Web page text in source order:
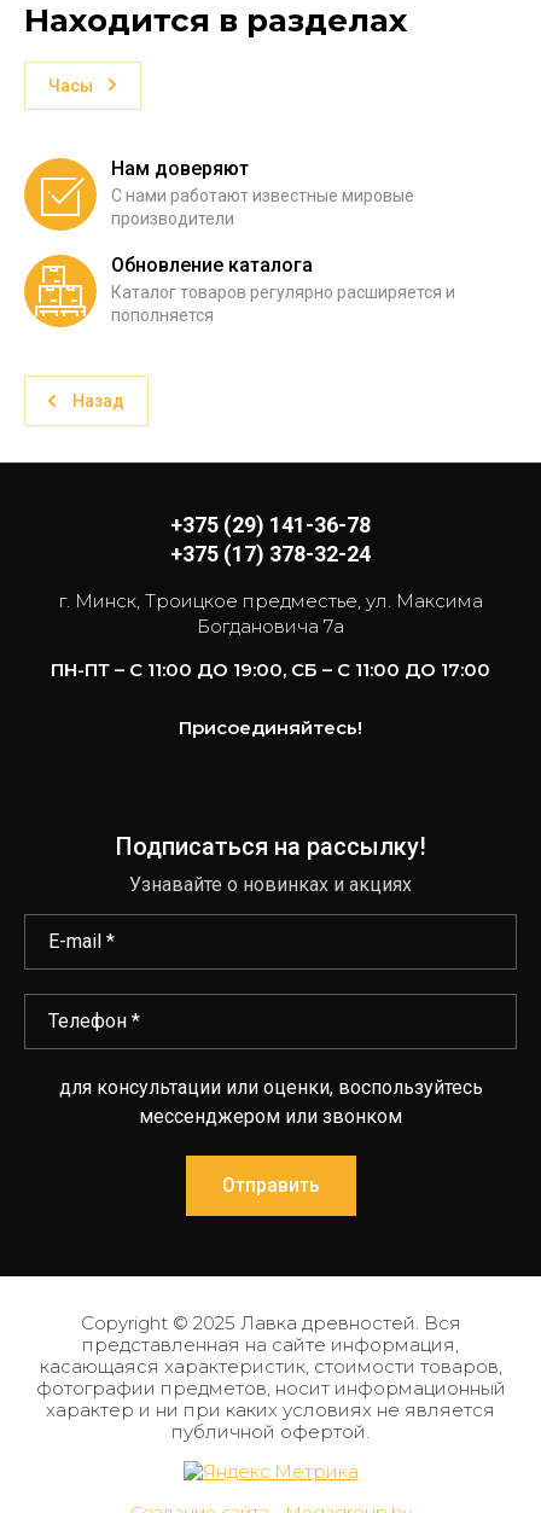
Находится в разделах
Часы
Нам доверяют
С нами работают известные мировые
производители
Обновление каталога
Каталог товаров регулярно расширяется и
пополняется
Назад
+375 (29) 141-36-78
+375 (17) 378-32-24
г. Минск, Троицкое предместье, ул. Максима
Богдановича 7а
ПН-ПТ – С 11:00 ДО 19:00, СБ – С 11:00 ДО 17:00
Подписаться на рассылку!
Узнавайте о новинках и акциях
для консультации или оценки, воспользуйтесь
мессенджером или звонком
Отправить
Присоединяйтесь!
Copyright © 2025 Лавка древностей. Вся
представленная на сайте информация,
касающаяся характеристик, стоимости товаров,
фотографии предметов, носит информационный
характер и ни при каких условиях не является
публичной офертой.